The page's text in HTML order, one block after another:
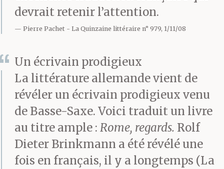
devrait retenir l’attention.
Pierre Pachet La Quinzaine littéraire n° 979, 1/11/08
Un écrivain prodigieux
La littérature allemande vient de
révéler un écrivain prodigieux venu
de Basse-Saxe. Voici traduit un livre
au titre ample : Rome, regards. Rolf
Dieter Brinkmann a été révélé une
fois en français, il y a longtemps (La